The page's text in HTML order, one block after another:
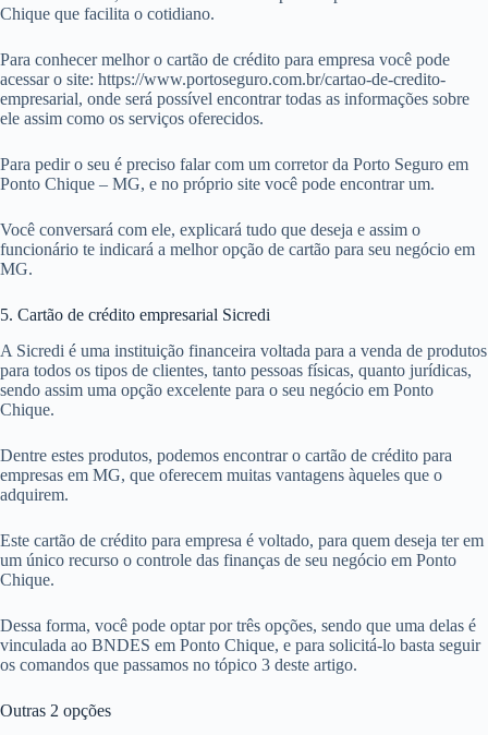
Chique que facilita o cotidiano.
Para conhecer melhor o cartão de crédito para empresa você pode
acessar o site: https://www.portoseguro.com.br/cartao-de-credito-
empresarial, onde será possível encontrar todas as informações sobre
ele assim como os serviços oferecidos.
Para pedir o seu é preciso falar com um corretor da Porto Seguro em
Ponto Chique – MG, e no próprio site você pode encontrar um.
Você conversará com ele, explicará tudo que deseja e assim o
funcionário te indicará a melhor opção de cartão para seu negócio em
MG.
5. Cartão de crédito empresarial Sicredi
A Sicredi é uma instituição financeira voltada para a venda de produtos
para todos os tipos de clientes, tanto pessoas físicas, quanto jurídicas,
sendo assim uma opção excelente para o seu negócio em Ponto
Chique.
Dentre estes produtos, podemos encontrar o cartão de crédito para
empresas em MG, que oferecem muitas vantagens àqueles que o
adquirem.
Este cartão de crédito para empresa é voltado, para quem deseja ter em
um único recurso o controle das finanças de seu negócio em Ponto
Chique.
Dessa forma, você pode optar por três opções, sendo que uma delas é
vinculada ao BNDES em Ponto Chique, e para solicitá-lo basta seguir
os comandos que passamos no tópico 3 deste artigo.
Outras 2 opções